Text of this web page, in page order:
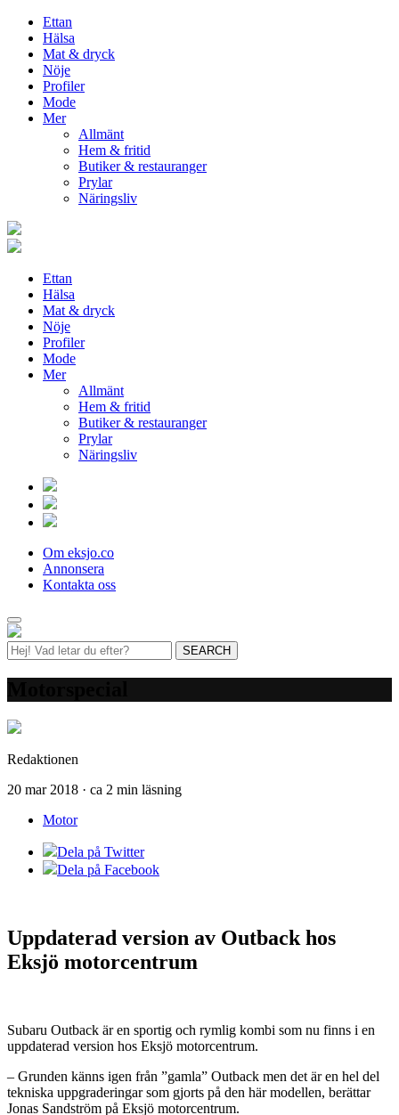
Ettan
Hälsa
Mat & dryck
Nöje
Profiler
Mode
Mer
Allmänt
Hem & fritid
Butiker & restauranger
Prylar
Näringsliv
Ettan
Hälsa
Mat & dryck
Nöje
Profiler
Mode
Mer
Allmänt
Hem & fritid
Butiker & restauranger
Prylar
Näringsliv
Om eksjo.co
Annonsera
Kontakta oss
Redaktionen
20 mar 2018 · ca 2 min läsning
Motor
Dela på Twitter
Dela på Facebook
Uppdaterad version av Outback hos
Eksjö motorcentrum
Subaru Outback är en sportig och rymlig kombi som nu finns i en
uppdaterad version hos Eksjö motorcentrum.
– Grunden känns igen från ”gamla” Outback men det är en hel del
tekniska uppgraderingar som gjorts på den här modellen, berättar
Jonas Sandström på Eksjö motorcentrum.